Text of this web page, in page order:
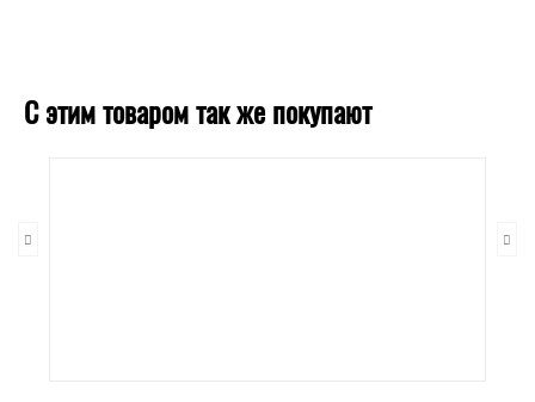
С этим товаром так же покупают